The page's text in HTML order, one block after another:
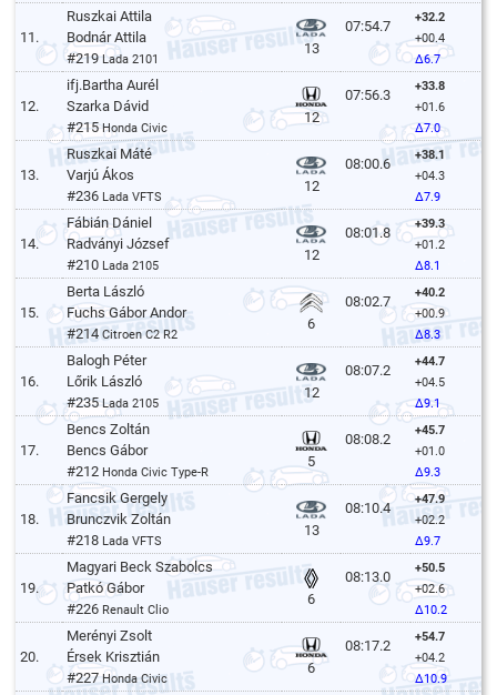
11.
Ruszkai Attila
Bodnár Attila
#219Lada 2101
13
07:54.7
+32.2
+00.4
Δ6.7
12.
ifj.Bartha Aurél
Szarka Dávid
#215Honda Civic
12
07:56.3
+33.8
+01.6
Δ7.0
13.
Ruszkai Máté
Varjú Ákos
#236 Lada VFTS
12
08:00.6
+38.1
+04.3
Δ7.9
14.
Fábián Dániel
Radványi József
#210 Lada 2105
12
08:01.8
+39.3
+01.2
Δ8.1
15.
Berta László
Fuchs Gábor Andor
#214Citroen C2 R2
6
08:02.7
+40.2
+00.9
Δ8.3
16.
Balogh Péter
Lőrik László
#235Lada 2105
12
08:07.2
+44.7
+04.5
Δ9.1
17.
Bencs Zoltán
Bencs Gábor
#212 Honda Civic Type-R
5
08:08.2
+45.7
+01.0
Δ9.3
18.
Fancsik Gergely
Brunczvik Zoltán
#218 Lada VFTS
13
08:10.4
+47.9
+02.2
Δ9.7
19.
Magyari Beck Szabolcs
Patkó Gábor
#226 Renault Clio
6
08:13.0
+50.5
+02.6
Δ10.2
20.
Merényi Zsolt
Érsek Krisztián
#227Honda Civic
6
08:17.2
+54.7
+04.2
Δ10.9